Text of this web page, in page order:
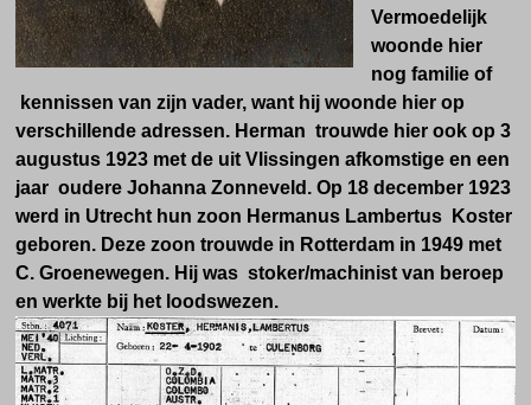
Vermoedelijk
woonde hier
nog familie of
kennissen van zijn vader, want hij woonde hier op
verschillende adressen. Herman trouwde hier ook op 3
augustus 1923 met de uit Vlissingen afkomstige en een
jaar oudere Johanna Zonneveld. Op 18 december 1923
werd in Utrecht hun zoon Hermanus Lambertus Koster
geboren. Deze zoon trouwde in Rotterdam in 1949 met
C. Groenewegen. Hij was stoker/machinist van beroep
en werkte bij het loodswezen.